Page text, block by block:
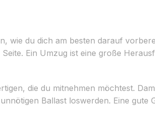
wie du dich am besten darauf
Ein Umzug ist eine große
die du mitnehmen möchtest.
Ballast loswerden. Eine gute